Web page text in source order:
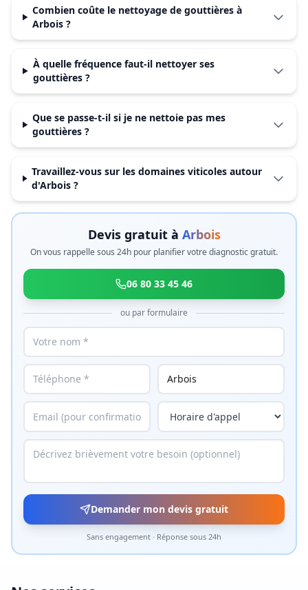
Combien coûte le nettoyage de gouttières à
Arbois ?
À quelle fréquence faut-il nettoyer ses
gouttières ?
Que se passe-t-il si je ne nettoie pas mes
gouttières ?
Travaillez-vous sur les domaines viticoles autour
d'Arbois ?
Devis gratuit à Arbois
On vous rappelle sous 24h pour planifier votre diagnostic gratuit.
06 80 33 45 46
ou par formulaire
Demander mon devis gratuit
Sans engagement · Réponse sous 24h